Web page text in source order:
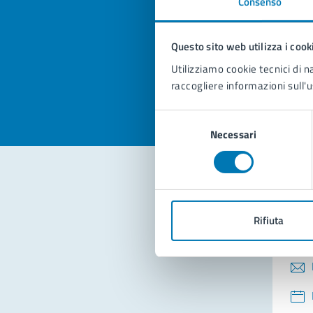
Questo sito web utilizza i
Utilizziamo cookie tecnici di
raccogliere informazioni
consenso
Necessari
Rifiuta